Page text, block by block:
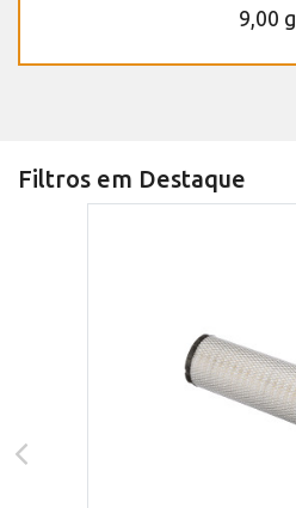
9,00 g
Filtros em Destaque